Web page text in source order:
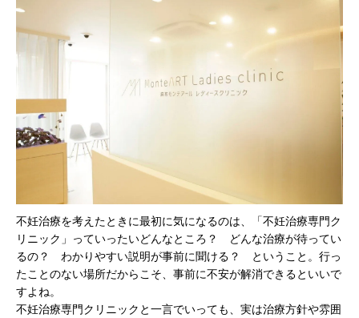
不妊治療を考えたときに最初に気になるのは、「不妊治療専門ク
リニック」っていったいどんなところ？ どんな治療が待ってい
るの？ わかりやすい説明が事前に聞ける？ ということ。行っ
たことのない場所だからこそ、事前に不安が解消できるといいで
すよね。
不妊治療専門クリニックと一言でいっても、実は治療方針や雰囲